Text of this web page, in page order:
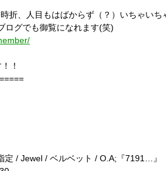
折、人目もはばからず（？）いちゃい
ログでも御覧になれます(笑)
！
定 / Jewel / ベルベット / O.A;『7191…』